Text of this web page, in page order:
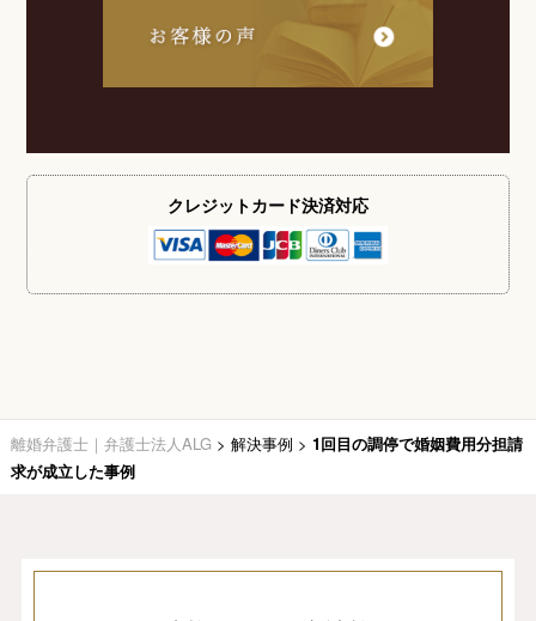
クレジットカード決済対応
離婚弁護士｜弁護士法人ALG > 解決事例 > 1回目の調停で婚姻費用分担請
求が成立した事例